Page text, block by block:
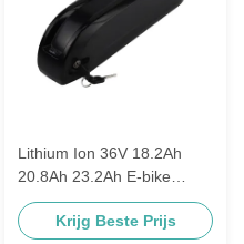
Lithium Ion 36V 18.2Ah
20.8Ah 23.2Ah E-bike
batterij past bij 350W
Mountain Bike Hailong
Krijg Beste Prijs